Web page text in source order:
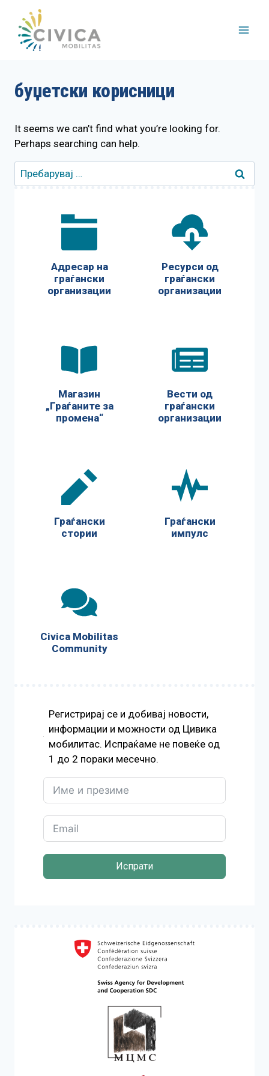
content
буџетски корисници
It seems we can’t find what you’re looking for.
Perhaps searching can help.
Пребарувај
за:
Адресар на
граѓански
организации
Ресурси од
граѓански
организации
Магазин
„Граѓаните за
промена“
Вести од
граѓански
организации
Граѓански
стории
Граѓански
импулс
Civica Mobilitas
Community
Регистрирај се и добивај новости,
информации и можности од Цивика
мобилитас. Испраќаме не повеќе од
1 до 2 пораки месечно.
Испрати